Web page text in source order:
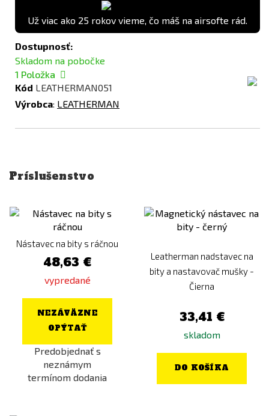
Už viac ako 25 rokov vieme, čo máš na airsofte rád.
Dostupnosť:
Skladom na pobočke
1 Položka
Kód LEATHERMAN051
Výrobca: LEATHERMAN
Príslušenstvo
Nástavec na bity s ráčnou
48,63 €
vypredané
NEZÁVÄZNE
OPÝTAŤ
Predobjednať s
neznámym
termínom dodania
Leatherman nadstavec na
bity a nastavovač mušky -
Čierna
33,41 €
skladom
DO KOŠÍKA